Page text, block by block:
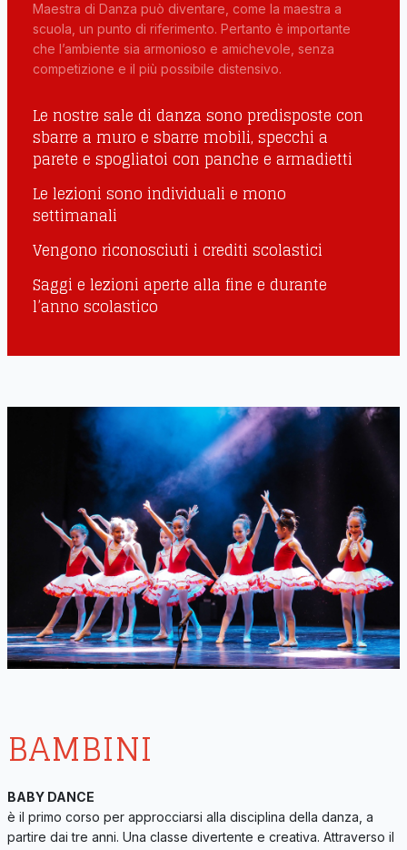
Maestra di Danza può diventare, come la maestra a
scuola, un punto di riferimento. Pertanto è importante
che l’ambiente sia armonioso e amichevole, senza
competizione e il più possibile distensivo.
Le nostre sale di danza sono predisposte con
sbarre a muro e sbarre mobili, specchi a
parete e spogliatoi con panche e armadietti
Le lezioni sono individuali e mono
settimanali
Vengono riconosciuti i crediti scolastici
Saggi e lezioni aperte alla fine e durante
l’anno scolastico
BAMBINI
BABY DANCE
è il primo corso per approcciarsi alla disciplina della danza, a
partire dai tre anni. Una classe divertente e creativa. Attraverso il